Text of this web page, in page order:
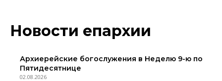
Новости епархии
Архиерейские богослужения в Неделю 9-ю по
Пятидесятнице
02.08.2026